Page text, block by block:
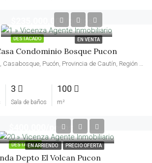
DESTACADO EN VENTA
$235,000,000/pesos
Condominio Bosque Pucon
Los Boldos, Casabosque, Pucón, Provincia de Cautín, Región de la Araucanía, 4920561, Chile
3
Sala de baños
100
m²
DESTACADOEN ARRIENDO PRECIO OFERTA
$400,000/pesos
Depto El Volcan Pucon